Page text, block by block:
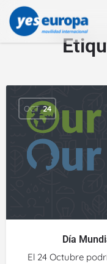
OCT 24
Día
El 24 Octubre